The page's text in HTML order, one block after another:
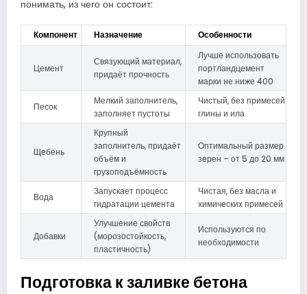
понимать, из чего он состоит:
Компонент Назначение Особенности
Цемент
Связующий материал,
придаёт прочность
Лучше использовать
портландцемент
марки не ниже 400
Песок
Мелкий заполнитель,
заполняет пустоты
Чистый, без примесей
глины и ила
Щебень
Крупный
заполнитель, придаёт
объём и
грузоподъёмность
Оптимальный размер
зерен – от 5 до 20 мм
Вода
Запускает процесс
гидратации цемента
Чистая, без масла и
химических примесей
Добавки
Улучшение свойств
(морозостойкость,
пластичность)
Используются по
необходимости
Подготовка к заливке бетона